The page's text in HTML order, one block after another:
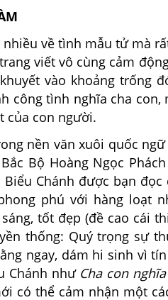
về tình mẫu tử mà
viết vô cùng cảm
vào khoảng trống
công tình nghĩa cha con,
của con người.
nền văn xuôi quốc ngữ
Bộ Hoàng Ngọc
Chánh được bạn đọc
phú với hàng loạt
tốt đẹp (đề cao cái
thống: Quý trọng sự
ngay, dám hi sinh vì tín
Chánh như Cha con
có thể cảm nhận một